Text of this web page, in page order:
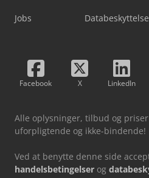
Jobs
Facebook X LinkedIn
Alle oplysninger, tilbud og
uforpligtende og ikke-bindende!
Ved at benytte denne side
handelsbetingelser og